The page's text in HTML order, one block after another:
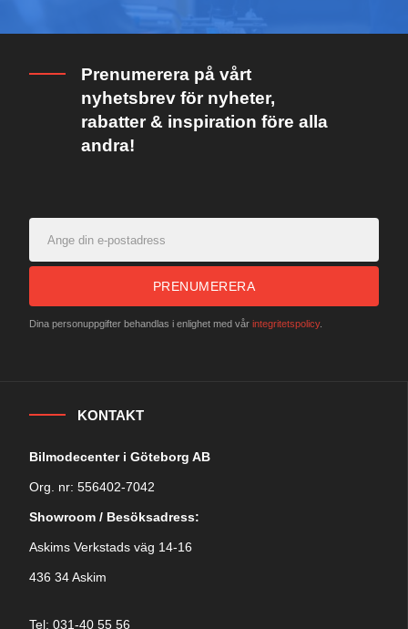
Prenumerera på vårt
nyhetsbrev för nyheter,
rabatter & inspiration före alla
andra!
PRENUMERERA
Dina personuppgifter behandlas i enlighet med vår integritetspolicy.
KONTAKT
Bilmodecenter i Göteborg AB
Org. nr: 556402-7042
Showroom / Besöksadress:
Askims Verkstads väg 14-16
436 34 Askim
Tel: 031-40 55 56